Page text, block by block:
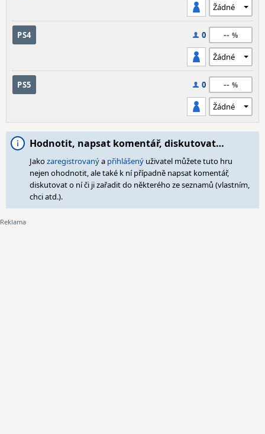
PS4 0 --
PS5 0 --
Hodnotit, napsat komentář, diskutovat…
Jakozaregistrovanýa přihlášený uživatel můžete tuto hru
nejen ohodnotit, ale také k ní případně napsat komentář,
diskutovat o ní či ji zařadit do některého ze seznamů (vlastním,
chci atd.).